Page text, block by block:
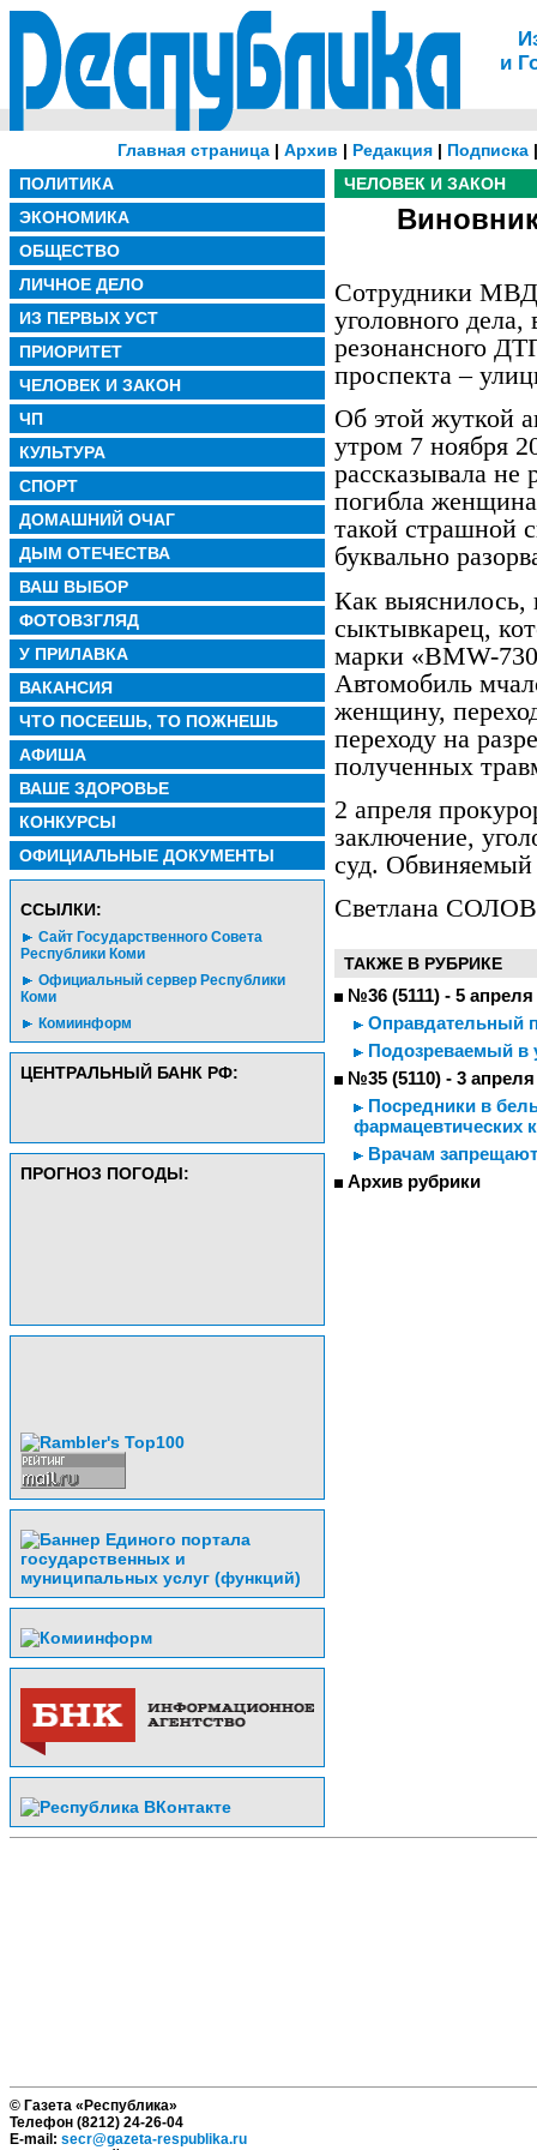
и
Главная страница | Архив | Редакция | Подписка
ПОЛИТИКА
ЭКОНОМИКА
ОБЩЕСТВО
ЛИЧНОЕ ДЕЛО
ИЗ ПЕРВЫХ УСТ
ПРИОРИТЕТ
ЧЕЛОВЕК И ЗАКОН
ЧП
КУЛЬТУРА
СПОРТ
ДОМАШНИЙ ОЧАГ
ДЫМ ОТЕЧЕСТВА
ВАШ ВЫБОР
ФОТОВЗГЛЯД
У ПРИЛАВКА
ВАКАНСИЯ
ЧТО ПОСЕЕШЬ, ТО ПОЖНЕШЬ
АФИША
ВАШЕ ЗДОРОВЬЕ
КОНКУРСЫ
ОФИЦИАЛЬНЫЕ ДОКУМЕНТЫ
CСЫЛКИ:
Сайт Государственного Совета
Республики Коми
Официальный сервер Республики
Коми
Комиинформ
ЦЕНТРАЛЬНЫЙ БАНК РФ:
ПРОГНОЗ ПОГОДЫ:
ЧЕЛОВЕК И ЗАКОН
Сотрудники МВД
уголовного
резонансного
проспекта –
Об этой жуткой
утром 7 ноября
рассказывала не
погибла
такой страшной
буквально
Как
сыктывкарец,
марки «BMW-
Автомобиль
женщину,
переходу на
полученных
2 апреля
заключение,
суд. Обвиняемый
Светлана
ТАКЖЕ В РУБРИКЕ
№36 (5111) - 5 апреля
Оправдательный
Подозреваемый в
№35 (5110) - 3 апреля
Посредники в
фармацевтических
Врачам
Архив рубрики
© Газета «Республика»
Телефон (8212) 24-26-04
E-mail: secr@gazeta-respublika.ru